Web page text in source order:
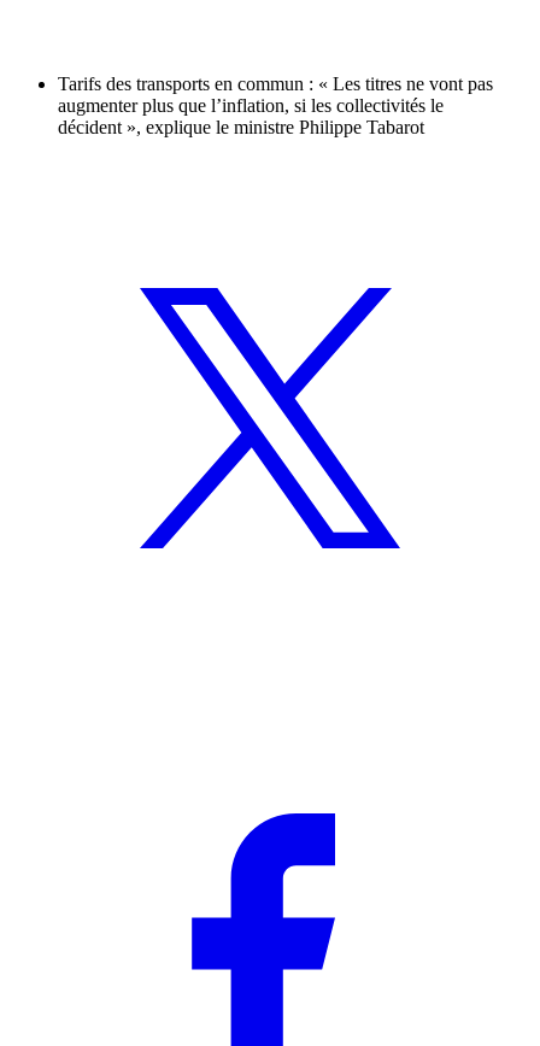
Tarifs des transports en commun : « Les titres ne vont pas
augmenter plus que l’inflation, si les collectivités le
décident », explique le ministre Philippe Tabarot